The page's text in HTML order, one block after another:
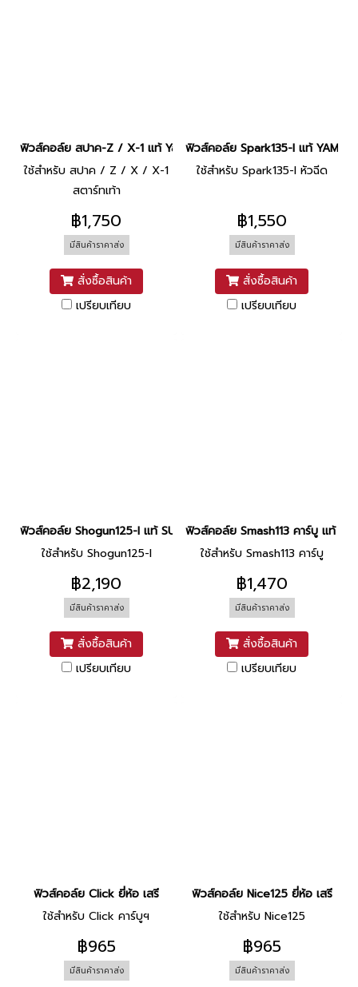
ฟิวส์คอล์ย สปาค-Z / X-1 แท้ Yamaha
ใช้สำหรับ สปาค / Z / X / X-1
สตาร์ทเท้า
฿1,750
มีสินค้าราคาส่ง
สั่งซื้อสินค้า
เปรียบเทียบ
ฟิวส์คอล์ย Spark135-I แท้
ใช้สำหรับ Spark135-I หัวฉีด
฿1,550
มีสินค้าราคาส่ง
สั่งซื้อสินค้า
เปรียบเทียบ
ฟิวส์คอล์ย Shogun125-I แท้ SUZUKI
ใช้สำหรับ Shogun125-I
฿2,190
มีสินค้าราคาส่ง
สั่งซื้อสินค้า
เปรียบเทียบ
ฟิวส์คอล์ย Smash113 คาร์บู แท้
ใช้สำหรับ Smash113 คาร์บู
฿1,470
มีสินค้าราคาส่ง
สั่งซื้อสินค้า
เปรียบเทียบ
ฟิวส์คอล์ย Click ยี่ห้อ เสรี
ใช้สำหรับ Click คาร์บูฯ
฿965
มีสินค้าราคาส่ง
ฟิวส์คอล์ย Nice125 ยี่ห้อ เสรี
ใช้สำหรับ Nice125
฿965
มีสินค้าราคาส่ง